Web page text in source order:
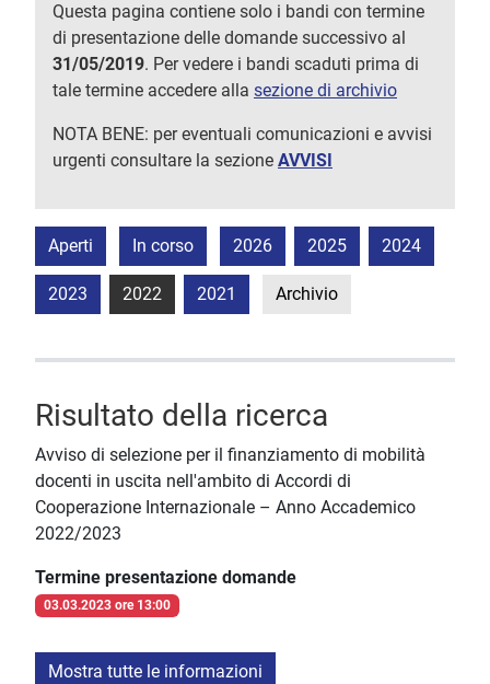
Questa pagina contiene solo i bandi con termine
di presentazione delle domande successivo al
31/05/2019. Per vedere i bandi scaduti prima di
tale termine accedere alla sezione di archivio
NOTA BENE: per eventuali comunicazioni e avvisi
urgenti consultare la sezione AVVISI
Aperti In corso 2026 2025 2024
2023 2022 2021 Archivio
Risultato della ricerca
Avviso di selezione per il finanziamento di mobilità
docenti in uscita nell'ambito di Accordi di
Cooperazione Internazionale – Anno Accademico
2022/2023
Termine presentazione domande
03.03.2023 ore 13:00
Mostra tutte le informazioni